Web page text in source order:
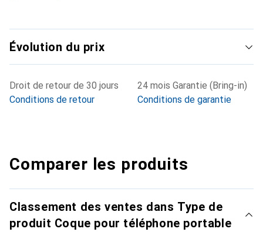
Évolution du prix
Droit de retour de 30 jours
Conditions de retour
24 mois Garantie (Bring-in)
Conditions de garantie
Comparer les produits
Classement des ventes dans Type de
produit Coque pour téléphone portable